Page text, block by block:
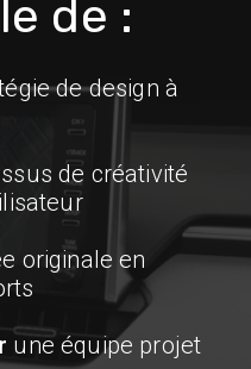
de :
de design à
de créativité
originale en
une équipe projet